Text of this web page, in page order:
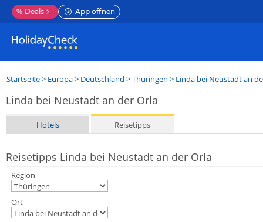
% Deals App öffnen
Startseite> Europa> Deutschland >Thüringen > Linda bei Neustadt an
Linda bei Neustadt an der Orla
Hotels Reisetipps
Reisetipps Linda bei Neustadt an der Orla
Region
Ort